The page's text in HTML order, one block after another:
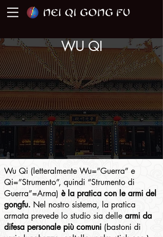
WU QI
Wu Qi (letteralmente Wu=”Guerra” e
Qi=”Strumento”, quindi “Strumento di
Guerra”=Arma) è la pratica con le armi del
gongfu. Nel nostro sistema, la pratica
armata prevede lo studio sia delle armi da
difesa personale più comuni (bastoni di